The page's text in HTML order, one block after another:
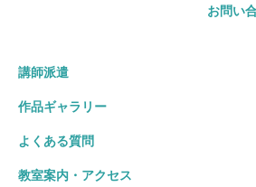
お問い
講師派遣
作品ギャラリー
よくある質問
教室案内・アクセス